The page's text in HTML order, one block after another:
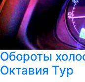
Обороты
Октавия Тур